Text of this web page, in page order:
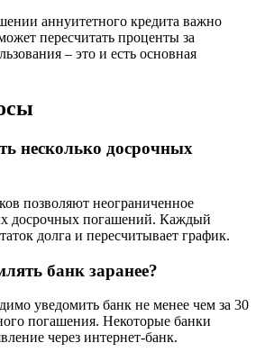
аннуитетного кредита важно
пересчитать проценты за
– это и есть основная
несколько досрочных
позволяют неограниченное
досрочных погашений. Каждый
долга и пересчитывает график.
банк заранее?
уведомить банк не менее чем за 30
погашения. Некоторые банки
через интернет-банк.